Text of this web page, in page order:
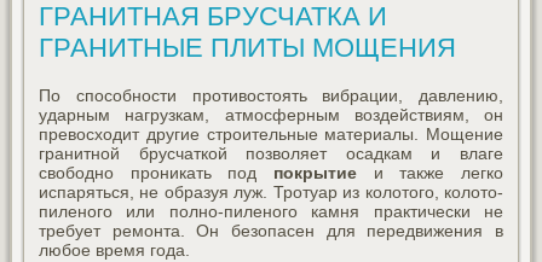
ГРАНИТНАЯ БРУСЧАТКА И
ГРАНИТНЫЕ ПЛИТЫ МОЩЕНИЯ
По способности противостоять вибрации, давлению,
ударным нагрузкам, атмосферным воздействиям, он
превосходит другие строительные материалы. Мощение
гранитной брусчаткой позволяет осадкам и влаге
свободно проникать под покрытие и также легко
испаряться, не образуя луж. Тротуар из колотого, колото-
пиленого или полно-пиленого камня практически не
требует ремонта. Он безопасен для передвижения в
любое время года.